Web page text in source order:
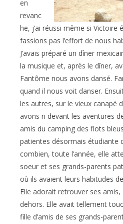
en
revanc
he, j’ai réussi même si Victoire
fassions pas l’effort de nous
J’avais préparé un dîner
la musique et, après le dîner,
Fantôme nous avons dansé.
quand il nous voit danser.
les autres, sur le vieux canapé
avons ri devant les aventures
amis du camping des flots
patientes désormais étudiante
combien, toute l’année, elle
soeur et ses grands-parents
où ils avaient leurs habitudes
Elle adorait retrouver ses
dehors. Elle avait tellement
fille d’amis de ses grands-